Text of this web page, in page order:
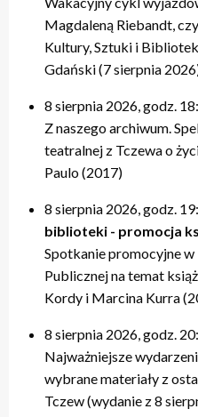
Magdaleną Riebandt,
Kultury, Sztuki i
Gdański (7 sierpnia
8 sierpnia 2026, godz.
Z naszego archiwum.
teatralnej z Tczewa o
Paulo (2017)
8 sierpnia 2026, godz.
biblioteki - promocja
Spotkanie promocyjne
Publicznej na temat
Kordy i Marcina Kurra
8 sierpnia 2026, godz.
Najważniejsze
wybrane materiały z
Tczew (wydanie z 8